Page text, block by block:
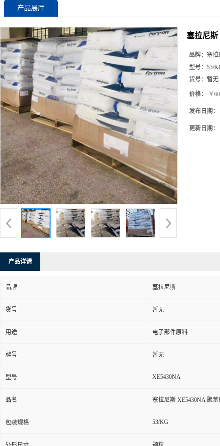
产品展厅
塞拉尼斯
品牌： 塞拉
型号： 53/
货号： 暂无
价格： ￥
发布日期：
更新日期：
产品详请
品牌 塞拉尼斯
货号 暂无
用途 电子部件原料
牌号 暂无
型号 XE5430NA
品名 塞拉尼斯 XE5430NA 聚
包装规格 53/KG